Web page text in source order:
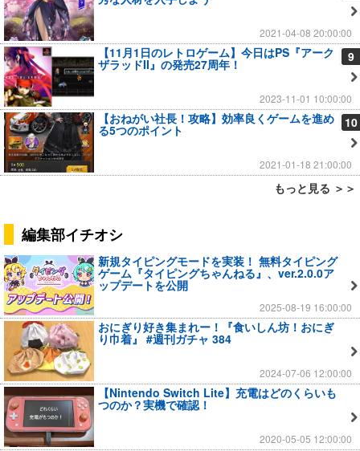
2021-04-08 20:00:00
9
【11月1日のレトロゲーム】今日はPS『アーク
ザラッドII』の発売27周年！
2023-11-01 10:00:00
10
【おねがい社長！攻略】効率良くゲームを進め
る5つのポイント
2021-01-18 21:00:00
もっと見る ＞＞
編集部イチオシ
新規タイピングモードを実装！ 無料タイピング
ゲーム『タイピングちゃんねる』、ver.2.0.0ア
ップデートを公開
2025-08-19 16:00:00
おにぎり好き集まれー！『食いしん坊！おにぎ
り巾着』 #週刊ガチャ 384
2024-07-06 12:00:00
【Nintendo Switch Lite】充電はどのくらいも
つのか？実機で確認！
2020-05-05 12:00:00